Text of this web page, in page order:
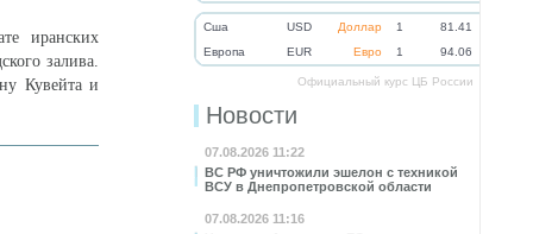
Cша USD Доллар 1
81.41
Eвропа
EUR Евро 1 94.06
Официальный курс ЦБ России
Новости
07.08.2026 11:22
ВС РФ уничтожили эшелон с техникой
ВСУ в Днепропетровской области
07.08.2026 11:16
иранских
залива.
Кувейта и